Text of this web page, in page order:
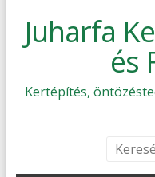
Juharfa
és
Kertépítés,